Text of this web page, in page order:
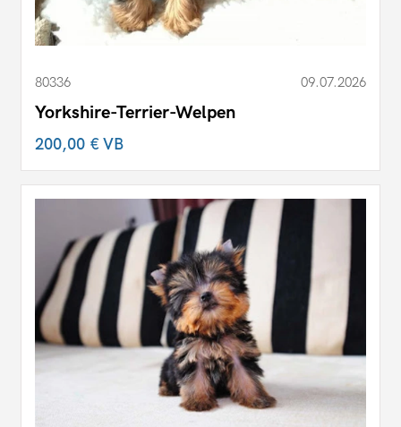
80336 09.07.2026
Yorkshire-Terrier-Welpen
200,00 €VB